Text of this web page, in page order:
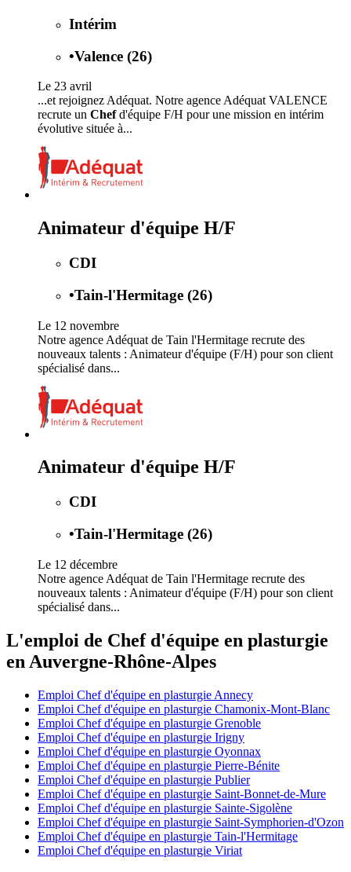
Intérim
•Valence (26)
Le 23 avril
...et rejoignez Adéquat. Notre agence Adéquat VALENCE
recrute un Chefd'équipe F/H pour une mission en intérim
évolutive située à...
Animateur d'équipe H/F
CDI
•Tain-l'Hermitage (26)
Le 12 novembre
Notre agence Adéquat de Tain l'Hermitage recrute des
nouveaux talents : Animateur d'équipe (F/H) pour son client
spécialisé dans...
Animateur d'équipe H/F
CDI
•Tain-l'Hermitage (26)
Le 12 décembre
Notre agence Adéquat de Tain l'Hermitage recrute des
nouveaux talents : Animateur d'équipe (F/H) pour son client
spécialisé dans...
L'emploi de Chef d'équipe en plasturgie
en Auvergne-Rhône-Alpes
Emploi Chef d'équipe en plasturgie Annecy
Emploi Chef d'équipe en plasturgie Chamonix-Mont-Blanc
Emploi Chef d'équipe en plasturgie Grenoble
Emploi Chef d'équipe en plasturgie Irigny
Emploi Chef d'équipe en plasturgie Oyonnax
Emploi Chef d'équipe en plasturgie Pierre-Bénite
Emploi Chef d'équipe en plasturgie Publier
Emploi Chef d'équipe en plasturgie Saint-Bonnet-de-Mure
Emploi Chef d'équipe en plasturgie Sainte-Sigolène
Emploi Chef d'équipe en plasturgie Saint-Symphorien-d'Ozon
Emploi Chef d'équipe en plasturgie Tain-l'Hermitage
Emploi Chef d'équipe en plasturgie Viriat